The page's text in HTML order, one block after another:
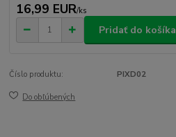
16,99 EUR/ks
Pridať do košíka
Číslo produktu: PIXD02
Do obľúbených